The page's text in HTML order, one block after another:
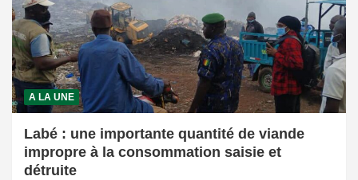
A LA UNE
Labé : une importante quantité de viande
impropre à la consommation saisie et
détruite